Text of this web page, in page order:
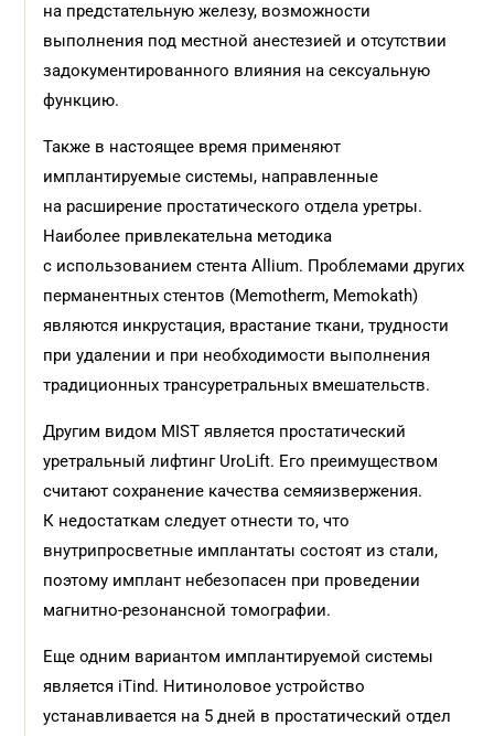
на предстательную железу, возможности
выполнения под местной анестезией и отсутствии
задокументированного влияния на сексуальную
функцию.
Также в настоящее время применяют
имплантируемые системы, направленные
на расширение простатического отдела уретры.
Наиболее привлекательна методика
с использованием стента Allium. Проблемами других
перманентных стентов (Memotherm, Memokath)
являются инкрустация, врастание ткани, трудности
при удалении и при необходимости выполнения
традиционных трансуретральных вмешательств.
Другим видом MIST является простатический
уретральный лифтинг UroLift. Его преимуществом
считают сохранение качества семяизвержения.
К недостаткам следует отнести то, что
внутрипросветные имплантаты состоят из стали,
поэтому имплант небезопасен при проведении
магнитно-резонансной томографии.
Еще одним вариантом имплантируемой системы
является iTind. Нитиноловое устройство
устанавливается на 5 дней в простатический отдел